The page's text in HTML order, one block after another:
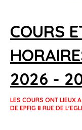
COURS
2026 -
LES COURS ONT LIEUX
DE EPFIG 8 RUE DE